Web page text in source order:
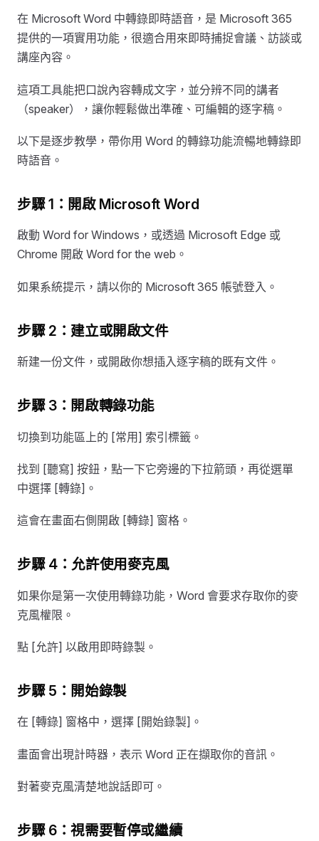
在 Microsoft Word 中轉錄即時語音，是 Microsoft 365
提供的一項實用功能，很適合用來即時捕捉會議、訪談或
講座內容。
這項工具能把口說內容轉成文字，並分辨不同的講者
（speaker），讓你輕鬆做出準確、可編輯的逐字稿。
以下是逐步教學，帶你用 Word 的轉錄功能流暢地轉錄即
時語音。
步驟 1：開啟 Microsoft Word
啟動 Word for Windows，或透過 Microsoft Edge 或
Chrome 開啟 Word for the web。
如果系統提示，請以你的 Microsoft 365 帳號登入。
步驟 2：建立或開啟文件
新建一份文件，或開啟你想插入逐字稿的既有文件。
步驟 3：開啟轉錄功能
切換到功能區上的 [常用] 索引標籤。
找到 [聽寫] 按鈕，點一下它旁邊的下拉箭頭，再從選單
中選擇 [轉錄]。
這會在畫面右側開啟 [轉錄] 窗格。
步驟 4：允許使用麥克風
如果你是第一次使用轉錄功能，Word 會要求存取你的麥
克風權限。
點 [允許] 以啟用即時錄製。
步驟 5：開始錄製
在 [轉錄] 窗格中，選擇 [開始錄製]。
畫面會出現計時器，表示 Word 正在擷取你的音訊。
對著麥克風清楚地說話即可。
步驟 6：視需要暫停或繼續